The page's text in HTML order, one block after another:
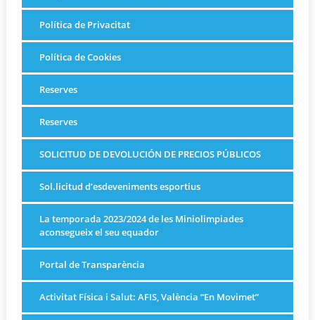
Política de Privacitat
Política de Cookies
Reserves
Reserves
SOLICITUD DE DEVOLUCIÓN DE PRECIOS PÚBLICOS
Sol.licitud d’esdeveniments esportius
La temporada 2023/2024 de les Miniolimpiades
aconsegueix el seu equador
Portal de Transparència
Activitat Física i Salut: AFIS, València “En Movimet”